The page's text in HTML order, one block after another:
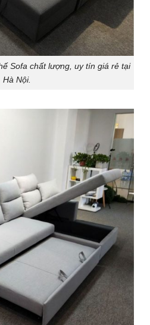
Sofa chất lượng, uy tín giá rẻ tại
Hà Nội.